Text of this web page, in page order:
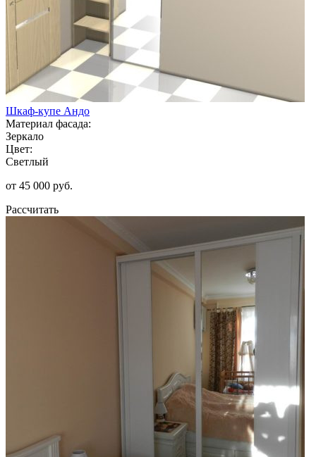
Шкаф-купе Андо
Материал фасада:
Зеркало
Цвет:
Светлый
от 45 000 руб.
Рассчитать